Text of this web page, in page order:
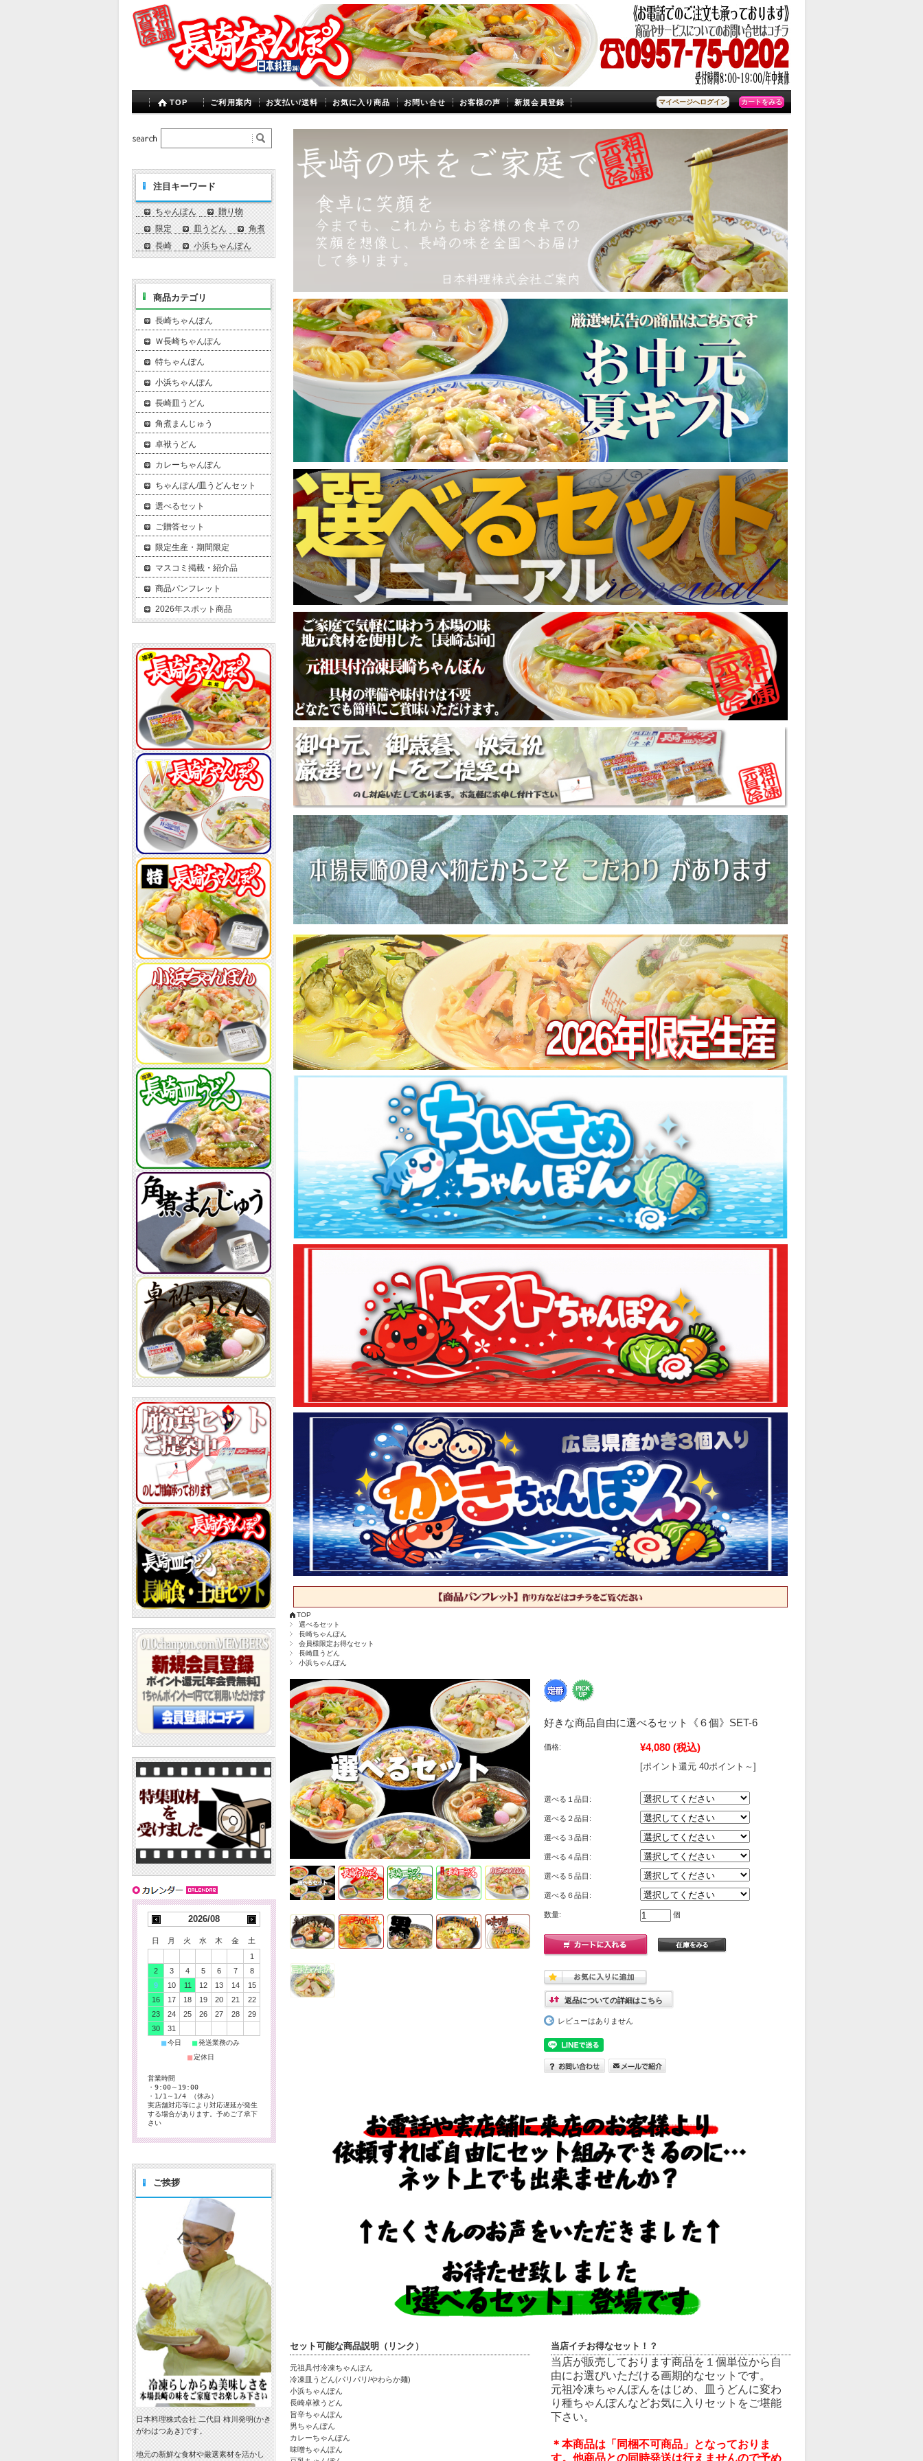
マイページへログイン カートをみる
TOP ご利用案内 お支払い/送料 お気に入り商品 お問い合せ お客様の声 新規会員登録
TOP
選べるセット
長崎ちゃんぽん
会員様限定お得なセット
長崎皿うどん
小浜ちゃんぽん
好きな商品自由に選べるセット《６個》SET-6
価格: ¥4,080 (税込)
[ポイント還元 40ポイント～]
選べる１品目:
選べる２品目:
選べる３品目:
選べる４品目:
選べる５品目:
選べる６品目:
数量: 個
返品についての詳細はこちら
レビューはありません
セット可能な商品説明（リンク）
元祖具付冷凍ちゃんぽん
冷凍皿うどん(パリパリ/やわらか麺)
小浜ちゃんぽん
長崎卓袱うどん
旨辛ちゃんぽん
男ちゃんぽん
カレーちゃんぽん
味噌ちゃんぽん
当店イチお得なセット！？
当店が販売しております商品を１個単位から自
由にお選びいただける画期的なセットです。
元祖冷凍ちゃんぽんをはじめ、皿うどんに変わ
り種ちゃんぽんなどお気に入りセットをご堪能
下さい。
＊本商品は「同梱不可商品」となっておりま
す。他商品との同時発送は行えませんので予め
注目キーワード
ちゃんぽん
贈り物
限定
皿うどん
角煮
長崎
小浜ちゃんぽん
商品カテゴリ
長崎ちゃんぽん
Ｗ長崎ちゃんぽん
特ちゃんぽん
小浜ちゃんぽん
長崎皿うどん
角煮まんじゅう
卓袱うどん
カレーちゃんぽん
ちゃんぽん/皿うどんセット
選べるセット
ご贈答セット
限定生産・期間限定
マスコミ掲載・紹介品
商品パンフレット
2026年スポット商品
2026/08
日 月 火 水 木 金
土
1
2
3 4 5 6 7
8
9
10 11 12 13 14
15
16
17 18 19 20 21
22
23
24 25 26 27 28
29
30
31
■今日 ■発送業務のみ
■ 定休日
営業時間
・9:00～19:00
・1/1～1/4 （休み）
実店舗対応等により対応遅延が発生
する場合があります。予めご了承下
さい
ご挨拶
日本料理株式会社 二代目 柿川発明(かき
がわはつあき)です。
地元の新鮮な食材や厳選素材を活かし